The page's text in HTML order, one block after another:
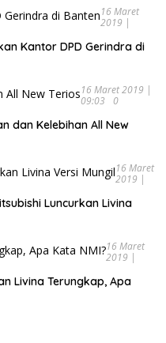
16 Maret
2019 |
Kantor DPD Gerindra di
16 Maret 2019 |
09:03
0
dan Kelebihan All New
16 Maret
2019 |
Luncurkan Livina
16 Maret
2019 |
Livina Terungkap, Apa